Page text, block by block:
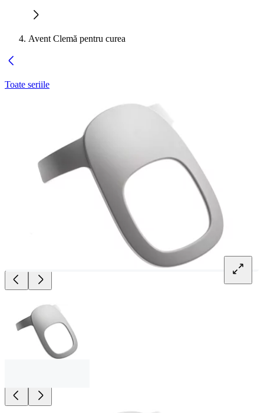
Avent Clemă pentru curea
Toate seriile